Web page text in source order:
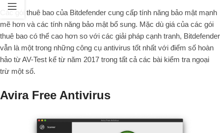
Các gói thuê bao của Bitdefender cung cấp tính năng bảo mật mạnh
mẽ hơn và các tính năng bảo mật bổ sung. Mặc dù giá của các gói
thuê bao có thể cao hơn so với các giải pháp cạnh tranh, Bitdefender
vẫn là một trong những công cụ antivirus tốt nhất với điểm số hoàn
hảo từ AV-Test kể từ năm 2017 trong tất cả các bài kiểm tra ngoại
trừ một số.
Avira Free Antivirus